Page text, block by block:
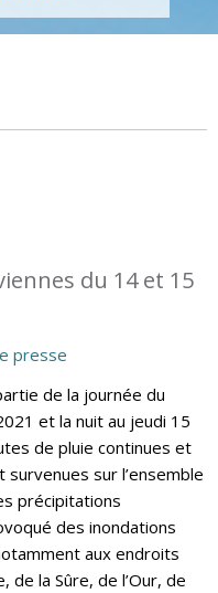
du 14 et 15
presse
de la journée du
et la nuit au jeudi 15
de pluie continues et
sur l’ensemble
précipitations
des inondations
aux endroits
de la Sûre, de l’Our, de